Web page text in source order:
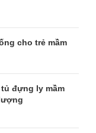
cho trẻ mầm
đựng ly mầm